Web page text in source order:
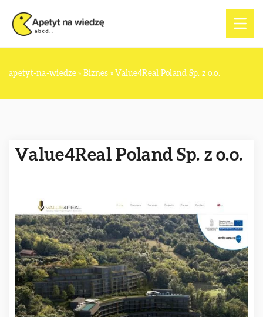
apetyt-na-wiedze» Biznes » Value4Real Poland Sp. z o.o.
Value4Real Poland Sp. z o.o.